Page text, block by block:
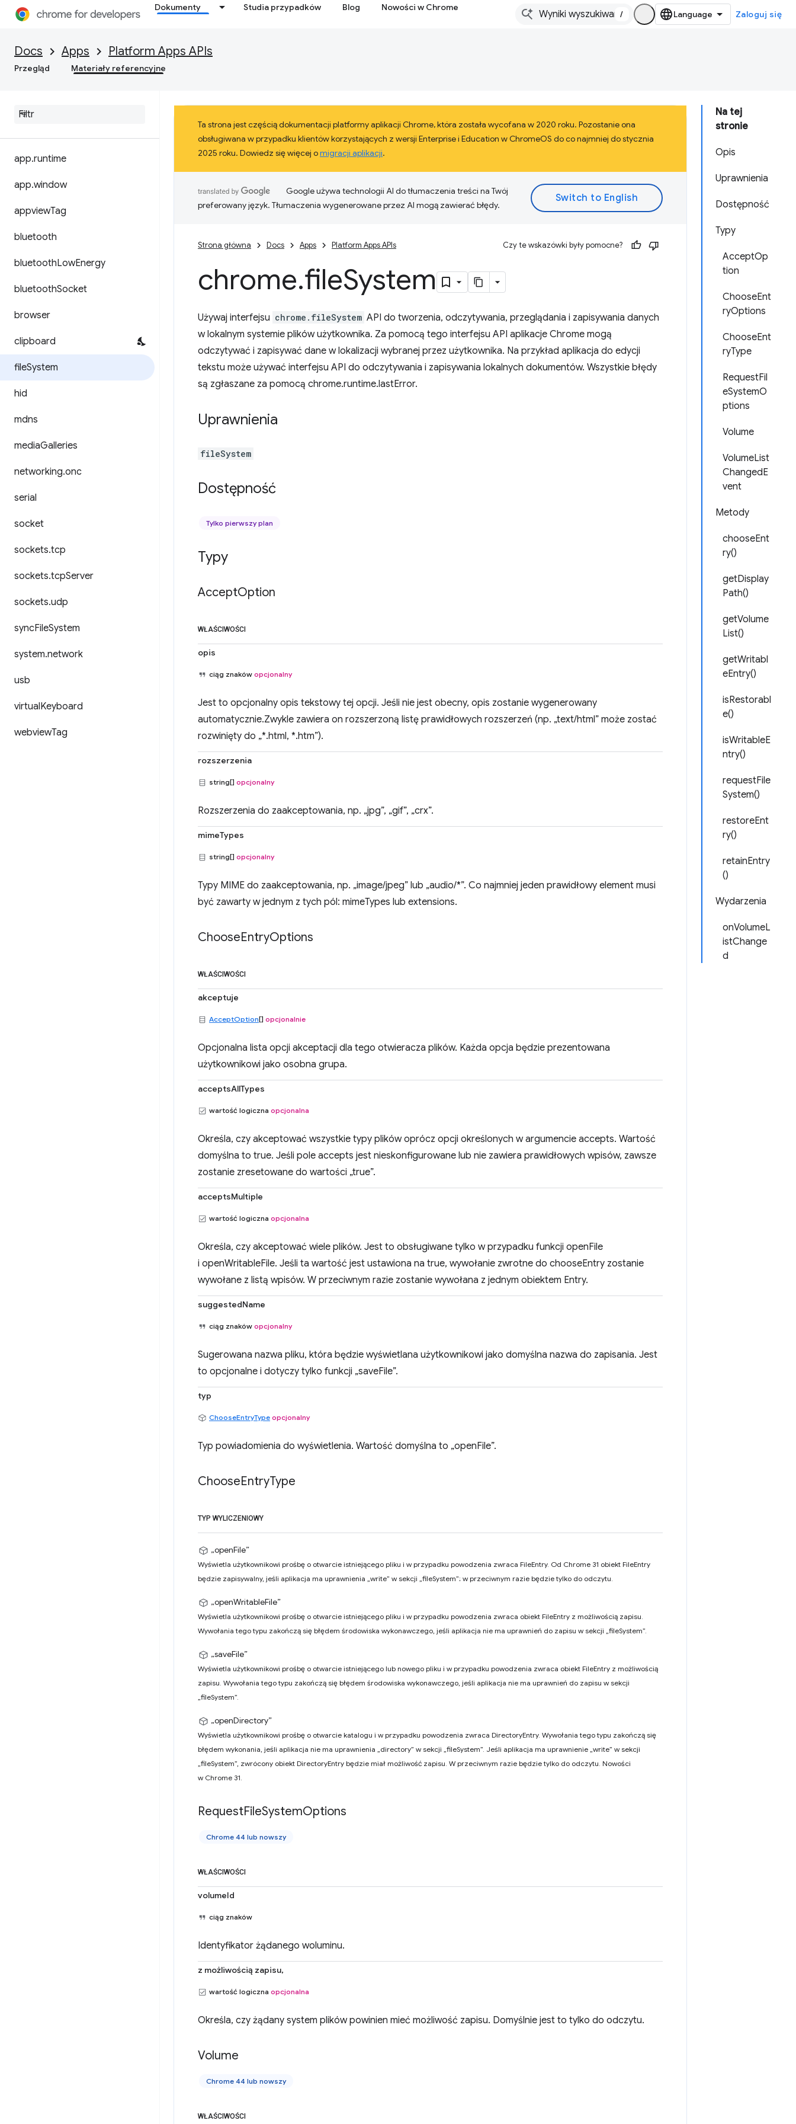
Dokumenty Studia przypadków Blog Nowości w Chrome
/ Zaloguj się
Docs Apps Platform Apps APIs
Przegląd Materiały referencyjne
app.runtime
app.window
appviewTag
bluetooth
bluetoothLowEnergy
bluetoothSocket
browser
clipboard
fileSystem
hid
mdns
mediaGalleries
networking.onc
serial
socket
sockets.tcp
sockets.tcpServer
sockets.udp
syncFileSystem
system.network
usb
virtualKeyboard
webviewTag
Na tej
stronie
Opis
Uprawnienia
Dostępność
Typy
AcceptOp
tion
ChooseEnt
ryOptions
ChooseEnt
ryType
RequestFil
eSystemO
ptions
Volume
VolumeList
ChangedE
vent
Metody
chooseEnt
ry()
getDisplay
Path()
getVolume
List()
getWritabl
eEntry()
isRestorabl
e()
isWritableE
ntry()
requestFile
System()
restoreEnt
ry()
retainEntry
()
Wydarzenia
onVolumeL
istChange
d
Ta strona jest częścią dokumentacji platformy aplikacji Chrome, która została wycofana w 2020 roku. Pozostanie ona
obsługiwana w przypadku klientów korzystających z wersji Enterprise i Education w ChromeOS do co najmniej do stycznia
2025 roku. Dowiedz się więcej omigracji aplikacji.
Google używa technologii AI do tłumaczenia treści na Twój
preferowany język. Tłumaczenia wygenerowane przez AI mogą zawierać błędy.
Strona główna Docs Apps Platform Apps APIs Czy te wskazówki były pomocne?
chrome.fileSystem
Używaj interfejsu chrome.fileSystem API do tworzenia, odczytywania, przeglądania i zapisywania danych
w lokalnym systemie plików użytkownika. Za pomocą tego interfejsu API aplikacje Chrome mogą
odczytywać i zapisywać dane w lokalizacji wybranej przez użytkownika. Na przykład aplikacja do edycji
tekstu może używać interfejsu API do odczytywania i zapisywania lokalnych dokumentów. Wszystkie błędy
są zgłaszane za pomocą chrome.runtime.lastError.
Uprawnienia
fileSystem
Dostępność
Tylko pierwszy plan
Typy
AcceptOption
WŁAŚCIWOŚCI
opis
ciąg znaków opcjonalny
Jest to opcjonalny opis tekstowy tej opcji. Jeśli nie jest obecny, opis zostanie wygenerowany
automatycznie.Zwykle zawiera on rozszerzoną listę prawidłowych rozszerzeń (np. „text/html” może zostać
rozwinięty do „*.html, *.htm”).
rozszerzenia
string[] opcjonalny
Rozszerzenia do zaakceptowania, np. „jpg”, „gif”, „crx”.
mimeTypes
string[] opcjonalny
Typy MIME do zaakceptowania, np. „image/jpeg” lub „audio/*”. Co najmniej jeden prawidłowy element musi
być zawarty w jednym z tych pól: mimeTypes lub extensions.
ChooseEntryOptions
WŁAŚCIWOŚCI
akceptuje
AcceptOption[] opcjonalnie
Opcjonalna lista opcji akceptacji dla tego otwieracza plików. Każda opcja będzie prezentowana
użytkownikowi jako osobna grupa.
acceptsAllTypes
wartość logiczna opcjonalna
Określa, czy akceptować wszystkie typy plików oprócz opcji określonych w argumencie accepts. Wartość
domyślna to true. Jeśli pole accepts jest nieskonfigurowane lub nie zawiera prawidłowych wpisów, zawsze
zostanie zresetowane do wartości „true”.
acceptsMultiple
wartość logiczna opcjonalna
Określa, czy akceptować wiele plików. Jest to obsługiwane tylko w przypadku funkcji openFile
i openWritableFile. Jeśli ta wartość jest ustawiona na true, wywołanie zwrotne do chooseEntry zostanie
wywołane z listą wpisów. W przeciwnym razie zostanie wywołana z jednym obiektem Entry.
suggestedName
ciąg znaków opcjonalny
Sugerowana nazwa pliku, która będzie wyświetlana użytkownikowi jako domyślna nazwa do zapisania. Jest
to opcjonalne i dotyczy tylko funkcji „saveFile”.
typ
ChooseEntryType opcjonalny
Typ powiadomienia do wyświetlenia. Wartość domyślna to „openFile”.
ChooseEntryType
TYP WYLICZENIOWY
„openFile”
Wyświetla użytkownikowi prośbę o otwarcie istniejącego pliku i w przypadku powodzenia zwraca FileEntry. Od Chrome 31 obiekt FileEntry
będzie zapisywalny, jeśli aplikacja ma uprawnienia „write” w sekcji „fileSystem”; w przeciwnym razie będzie tylko do odczytu.
„openWritableFile”
Wyświetla użytkownikowi prośbę o otwarcie istniejącego pliku i w przypadku powodzenia zwraca obiekt FileEntry z możliwością zapisu.
Wywołania tego typu zakończą się błędem środowiska wykonawczego, jeśli aplikacja nie ma uprawnień do zapisu w sekcji „fileSystem”.
„saveFile”
Wyświetla użytkownikowi prośbę o otwarcie istniejącego lub nowego pliku i w przypadku powodzenia zwraca obiekt FileEntry z możliwością
zapisu. Wywołania tego typu zakończą się błędem środowiska wykonawczego, jeśli aplikacja nie ma uprawnień do zapisu w sekcji
„fileSystem”.
„openDirectory”
Wyświetla użytkownikowi prośbę o otwarcie katalogu i w przypadku powodzenia zwraca DirectoryEntry. Wywołania tego typu zakończą się
błędem wykonania, jeśli aplikacja nie ma uprawnienia „directory” w sekcji „fileSystem”. Jeśli aplikacja ma uprawnienie „write” w sekcji
„fileSystem”, zwrócony obiekt DirectoryEntry będzie miał możliwość zapisu. W przeciwnym razie będzie tylko do odczytu. Nowości
w Chrome 31.
RequestFileSystemOptions
Chrome 44 lub nowszy
WŁAŚCIWOŚCI
volumeId
ciąg znaków
Identyfikator żądanego woluminu.
z możliwością zapisu,
wartość logiczna opcjonalna
Określa, czy żądany system plików powinien mieć możliwość zapisu. Domyślnie jest to tylko do odczytu.
Volume
Chrome 44 lub nowszy
WŁAŚCIWOŚCI